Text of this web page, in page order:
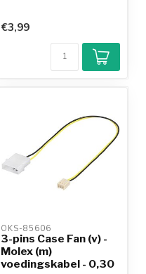
€3,99
OKS-85606
3-pins Case Fan (v) -
Molex (m)
voedingskabel - 0,30